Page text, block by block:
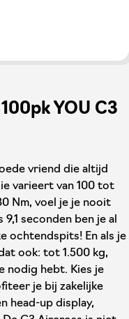
YOU C3
vriend die altijd
varieert van 100 tot
Nm, voel je je nooit
seconden ben je al
ochtendspits! En als je
ook: tot 1.500 kg,
nodig hebt. Kies je
je bij zakelijke
head-up display,